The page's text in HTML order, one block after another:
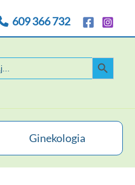
609 366 732
Search Button
Ginekologia